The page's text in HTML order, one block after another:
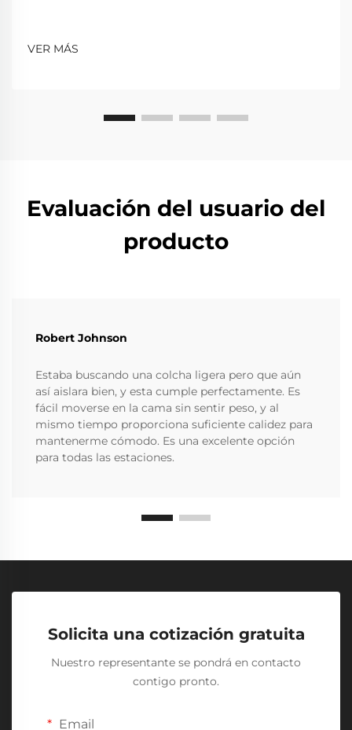
VER MÁS
Evaluación del usuario del
producto
Robert Johnson
Estaba buscando una colcha ligera pero que aún
así aislara bien, y esta cumple perfectamente. Es
fácil moverse en la cama sin sentir peso, y al
mismo tiempo proporciona suficiente calidez para
mantenerme cómodo. Es una excelente opción
para todas las estaciones.
Solicita una cotización gratuita
Nuestro representante se pondrá en contacto
contigo pronto.
Email